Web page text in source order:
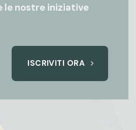
le nostre iniziative
ISCRIVITI ORA